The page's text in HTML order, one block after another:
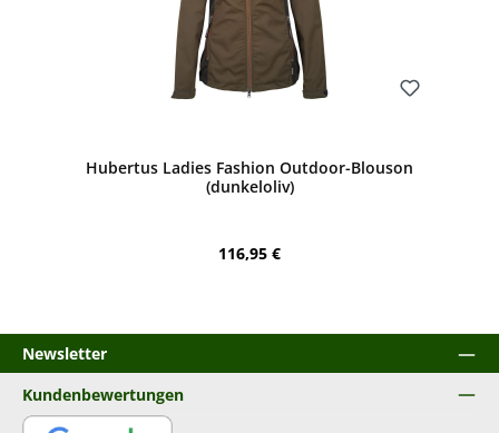
Hubertus Ladies Fashion Outdoor-Blouson
(dunkeloliv)
Regulärer Preis:
116,95 €
Newsletter
Kundenbewertungen